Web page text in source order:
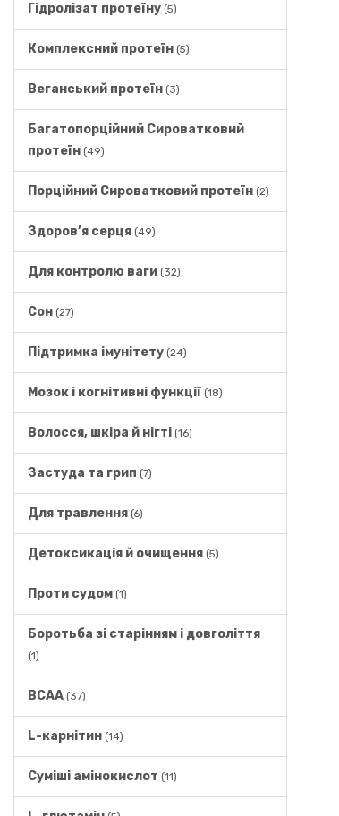
Гідролізат протеїну (5)
Комплексний протеїн (5)
Веганський протеїн (3)
Багатопорційний Сироватковий
протеїн (49)
Порційний Сироватковий протеїн (2)
Здоров’я серця (49)
Для контролю ваги (32)
Сон (27)
Підтримка імунітету (24)
Мозок і когнітивні функції (18)
Волосся, шкіра й нігті (16)
Застуда та грип (7)
Для травлення (6)
Детоксикація й очищення (5)
Проти судом (1)
Боротьба зі старінням і довголіття
(1)
BCAA (37)
L-карнітин (14)
Суміші амінокислот (11)